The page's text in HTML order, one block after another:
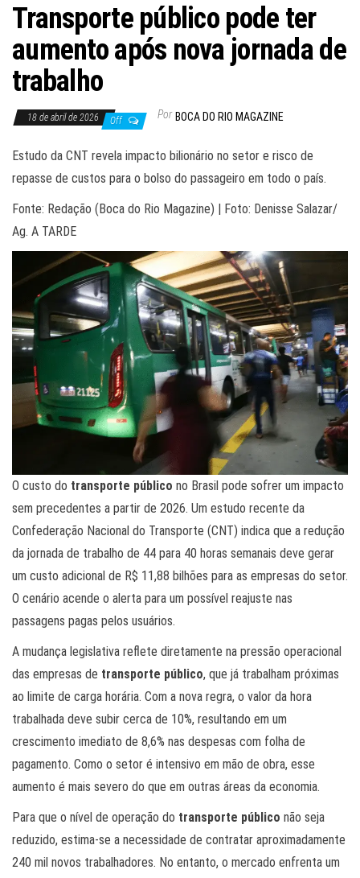
Transporte público pode ter
aumento após nova jornada de
trabalho
18 de abril de 2026 Off Por BOCA DO RIO MAGAZINE
Estudo da CNT revela impacto bilionário no setor e risco de
repasse de custos para o bolso do passageiro em todo o país.
Fonte: Redação (Boca do Rio Magazine) | Foto: Denisse Salazar/
Ag. A TARDE
O custo do transporte público no Brasil pode sofrer um impacto
sem precedentes a partir de 2026. Um estudo recente da
Confederação Nacional do Transporte (CNT) indica que a redução
da jornada de trabalho de 44 para 40 horas semanais deve gerar
um custo adicional de R$ 11,88 bilhões para as empresas do setor.
O cenário acende o alerta para um possível reajuste nas
passagens pagas pelos usuários.
A mudança legislativa reflete diretamente na pressão operacional
das empresas de transporte público, que já trabalham próximas
ao limite de carga horária. Com a nova regra, o valor da hora
trabalhada deve subir cerca de 10%, resultando em um
crescimento imediato de 8,6% nas despesas com folha de
pagamento. Como o setor é intensivo em mão de obra, esse
aumento é mais severo do que em outras áreas da economia.
Para que o nível de operação do transporte público não seja
reduzido, estima-se a necessidade de contratar aproximadamente
240 mil novos trabalhadores. No entanto, o mercado enfrenta um